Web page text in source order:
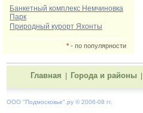
Банкетный комплекс Немчиновка
Парк
Природный курорт Яхонты
* - по популярности
Главная Города и районы
ООО "Подмосковье" .ру © 2006-08 гг.